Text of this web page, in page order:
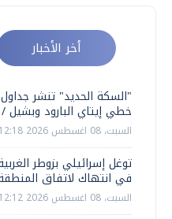
أخر الأخبار
"السكة الحديد" تنشر
خطي إيتاي البارود وبشيل
السبت، 08 اغسطس 2026 12:18 م
توغل إسرائيلي بزوطر
في انتهاك لاتفاق المنطقة
السبت، 08 اغسطس 2026 12:12 م